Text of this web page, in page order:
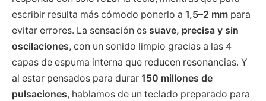
escribir resulta más cómodo ponerlo a 1,5–2 mm para
evitar errores. La sensación es suave, precisa y sin
oscilaciones, con un sonido limpio gracias a las 4
capas de espuma interna que reducen resonancias. Y
al estar pensados para durar 150 millones de
pulsaciones, hablamos de un teclado preparado para